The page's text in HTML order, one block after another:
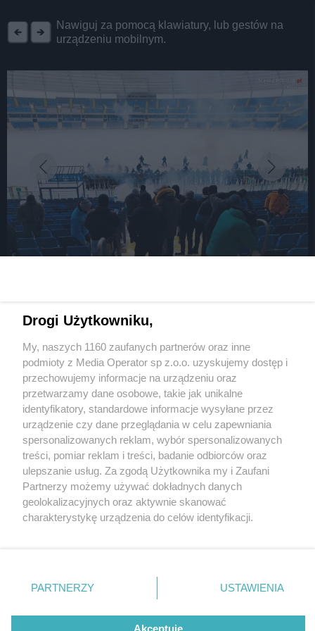
Nawiguj za pomocą klawiatury, lub gestów na
urządzeniu mobilnym.
Zadyma na Stadionie Śląskim. Policjanci ćwiczyli
1 / 15
Zadyma na Stadionie
Śląskim. Policyjne ćwiczenia
Na początku lutego Ekstraklasa wraca na Stadion
Śląski. Ruch Chorzów zmierzy się z Legią Warszawa. Na
ten mecz oraz pozostałe spotkania rundy wiosennej
Wydawca mediów lokalnych
Nie zapomnij
zapoznać się z:
polityką prywatności regulamin korzystania z portali
Twojemiasto
Piekary Śląskie
Chorzów
Tarnowskie Góry
Gliwice
Skontakuj sięz nami
Kontakt
Wydawca
Redakcja
Drogi Użytkowniku,
My, naszych 1160 zaufanych partnerów oraz inne
podmioty z Media Operator sp z.o.o. uzyskujemy dostęp i
przechowujemy informacje na urządzeniu oraz
przetwarzamy dane osobowe, takie jak unikalne
identyfikatory, standardowe informacje wysyłane przez
urządzenie czy dane przeglądania w celu zapewniania
spersonalizowanych reklam, wybór spersonalizowanych
treści, pomiar reklam i treści, badanie odbiorców oraz
ulepszanie usług. Za zgodą Użytkownika my i Zaufani
Partnerzy możemy używać dokładnych danych
geolokalizacyjnych oraz aktywnie skanować
charakterystykę urządzenia do celów identyfikacji.
zmienić/wycofać klikając przycisk ustawień prywatności
znajdujący się w lewym dolnym rogu strony
rodzaje przetwarzania danych nie wymagają zgody
użytkownika, ale masz prawo sprzeciwić się takiemu
PARTNERZY USTAWIENIA
Akceptuję